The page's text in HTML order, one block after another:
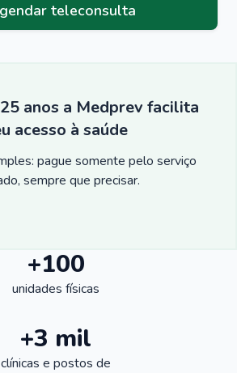
teleconsulta
anos a Medprev facilita
acesso à saúde
pague somente pelo serviço
sempre que precisar.
+100
unidades físicas
+3 mil
clínicas e postos de